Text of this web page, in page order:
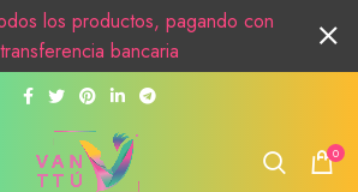
0
los productos, pagando con
transferencia bancaria